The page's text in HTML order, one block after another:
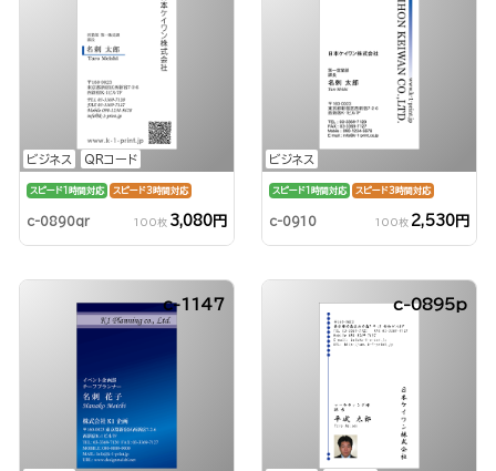
ビジネス QRコード
スピード1時間対応 スピード3時間対応
c-0890qr 100枚 3,080円
ビジネス
スピード1時間対応 スピード3時間対応
c-0910 100枚 2,530円
c-1147 c-0895p